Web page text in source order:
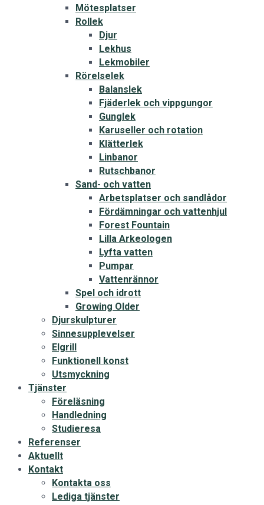
Mötesplatser
Rollek
Djur
Lekhus
Lekmobiler
Rörelselek
Balanslek
Fjäderlek och vippgungor
Gunglek
Karuseller och rotation
Klätterlek
Linbanor
Rutschbanor
Sand- och vatten
Arbetsplatser och sandlådor
Fördämningar och vattenhjul
Forest Fountain
Lilla Arkeologen
Lyfta vatten
Pumpar
Vattenrännor
Spel och idrott
Growing Older
Djurskulpturer
Sinnesupplevelser
Elgrill
Funktionell konst
Utsmyckning
Tjänster
Föreläsning
Handledning
Studieresa
Referenser
Aktuellt
Kontakt
Kontakta oss
Lediga tjänster